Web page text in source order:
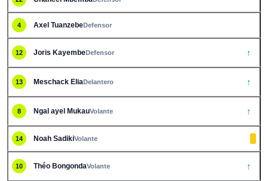
4 Axel TuanzebeDefensor
12 Joris KayembeDefensor ↑
13 Meschack EliaDelantero ↑
8 Ngal ayel MukauVolante ↑
14 Noah SadikiVolante
10 Théo BongondaVolante ↑